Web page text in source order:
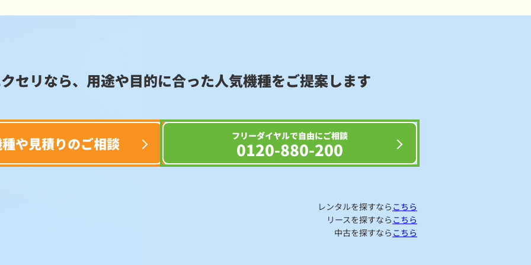
セリなら、用途や目的に合った人気機種をご提案します
や見積りのご相談 フリーダイヤルで自由にご相談
0120-880-200
レンタルを探すなら こちら
リースを探すなら こちら
中古を探すなら こちら